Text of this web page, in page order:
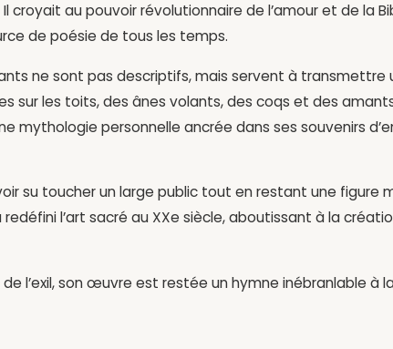
croyait au pouvoir révolutionnaire de l’amour et de la
de poésie de tous les temps.
ne sont pas descriptifs, mais servent à transmettre
sur les toits, des ânes volants, des coqs et des
mythologie personnelle ancrée dans ses souvenirs
su toucher un large public tout en restant une figure
l’art sacré au XXe siècle, aboutissant à la
l’exil, son œuvre est restée un hymne inébranlable à